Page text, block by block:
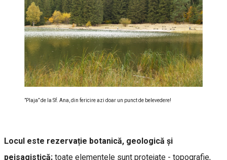
”Plaja” de la Sf. Ana, din fericire azi doar un punct de belevedere!
Locul este rezervație botanică, geologică și
peisagistică; toate elementele sunt protejate - topografie,